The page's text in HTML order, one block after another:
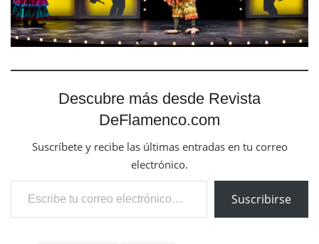
Descubre más desde Revista
DeFlamenco.com
Suscríbete y recibe las últimas entradas en tu correo
electrónico.
Escribe tu correo electrónico…
Suscribirse